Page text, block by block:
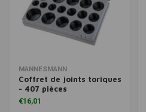
MANNESMANN
Coffret de joints toriques
- 407 pièces
€16,01